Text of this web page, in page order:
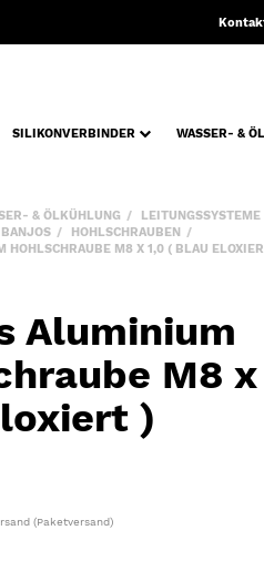
SILIKONVERBINDER
WASSER- &
& ÖLKÜHLUNG
LEITUNGSSYSTEME
HOHLSCHRAUBEN
HOHLSCHRAUBE M8 X 1,0 ( BLAU
Aluminium
M8 x
)
(Paketversand)